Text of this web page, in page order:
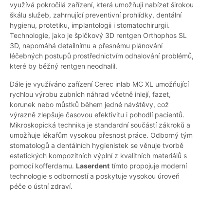
využívá pokročilá zařízení, která umožňují nabízet širokou
škálu služeb, zahrnující preventivní prohlídky, dentální
hygienu, protetiku, implantologii i stomatochirurgii.
Technologie, jako je špičkový 3D rentgen Orthophos SL
3D, napomáhá detailnímu a přesnému plánování
léčebných postupů prostřednictvím odhalování problémů,
které by běžný rentgen neodhalil.
Dále je využíváno zařízení Cerec inlab MC XL umožňující
rychlou výrobu zubních náhrad včetně inlejí, fazet,
korunek nebo můstků během jedné návštěvy, což
výrazně zlepšuje časovou efektivitu i pohodlí pacientů.
Mikroskopická technika je standardní součástí zákroků a
umožňuje lékařům vysokou přesnost práce. Odborný tým
stomatologů a dentálních hygienistek se věnuje tvorbě
estetických kompozitních výplní z kvalitních materiálů s
pomocí kofferdamu. Laserdent tímto propojuje moderní
technologie s odborností a poskytuje vysokou úroveň
péče o ústní zdraví.